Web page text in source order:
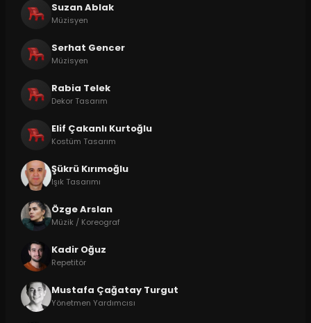
Suzan Ablak
Müzisyen
Serhat Gencer
Müzisyen
Rabia Telek
Dekor Tasarım
Elif Çakanlı Kurtoğlu
Kostüm Tasarım
Şükrü Kırımoğlu
Işık Tasarımı
Özge Arslan
Müzik / Koreograf
Kadir Oğuz
Repetitör
Mustafa Çağatay Turgut
Yönetmen Yardımcısı